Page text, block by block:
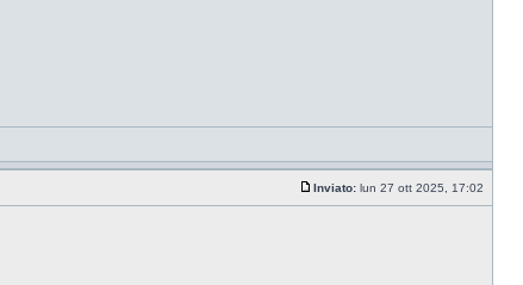
Inviato: lun 27 ott 2025, 17:02